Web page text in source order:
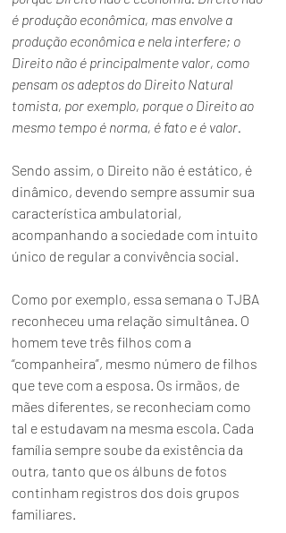
é produção econômica, mas envolve a
produção econômica e nela interfere; o
Direito não é principalmente valor, como
pensam os adeptos do Direito Natural
tomista, por exemplo, porque o Direito ao
mesmo tempo é norma, é fato e é valor.
Sendo assim, o Direito não é estático, é
dinâmico, devendo sempre assumir sua
característica ambulatorial,
acompanhando a sociedade com intuito
único de regular a convivência social.
Como por exemplo, essa semana o TJBA
reconheceu uma relação simultânea. O
homem teve três filhos com a
“companheira”, mesmo número de filhos
que teve com a esposa. Os irmãos, de
mães diferentes, se reconheciam como
tal e estudavam na mesma escola. Cada
família sempre soube da existência da
outra, tanto que os álbuns de fotos
continham registros dos dois grupos
familiares.